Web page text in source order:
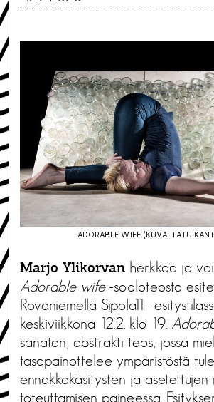
ADORABLE WIFE (KUVA: TATU
Marjo Ylikorvan herkkää ja
Adorable wife-sooloteosta
Rovaniemellä Sipola11-
keskiviikkona 12.2. klo 19.
sanaton, abstrakti teos, jossa
tasapainottelee ympäristöstä
ennakkokäsitysten ja asetettujen
toteuttamisen paineessa.